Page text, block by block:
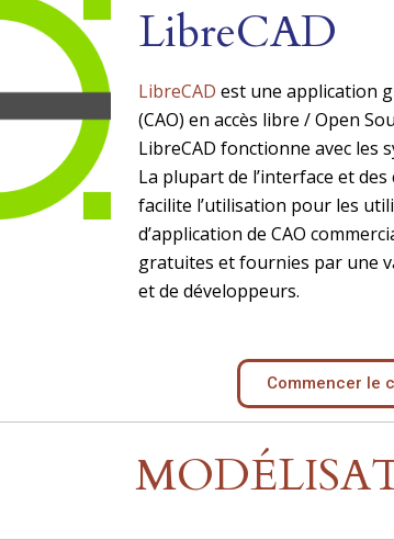
LibreCAD
LibreCAD est une application
(CAO) en accès libre / Open
LibreCAD fonctionne avec les
La plupart de l’interface et
facilite l’utilisation pour les
d’application de CAO
gratuites et fournies par une
et de développeurs.
Commencer le